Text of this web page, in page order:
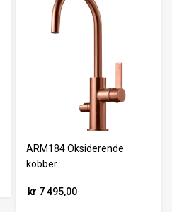
ARM184 Oksiderende
kobber
kr 7 495,00